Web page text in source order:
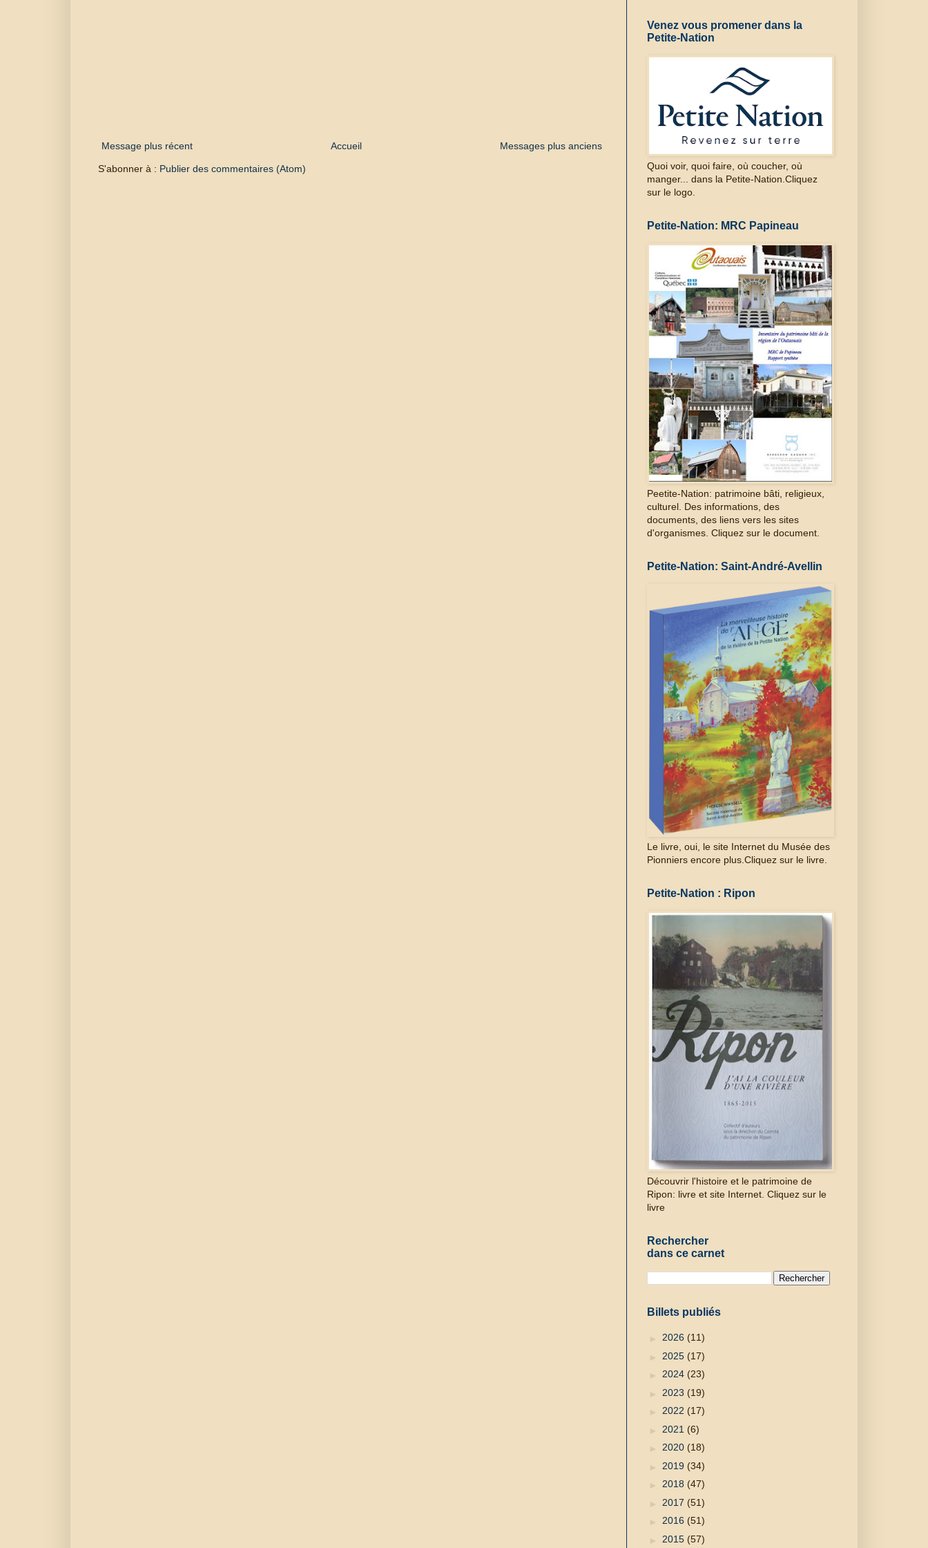
Message plus récent Messages plus anciens
Accueil
S'abonner à : Publier des commentaires (Atom)
Venez vous promener dans la
Petite-Nation
Quoi voir, quoi faire, où coucher, où
manger... dans la Petite-Nation.Cliquez
sur le logo.
Petite-Nation: MRC Papineau
Peetite-Nation: patrimoine bâti, religieux,
culturel. Des informations, des
documents, des liens vers les sites
d'organismes. Cliquez sur le document.
Petite-Nation: Saint-André-Avellin
Le livre, oui, le site Internet du Musée des
Pionniers encore plus.Cliquez sur le livre.
Petite-Nation : Ripon
Découvrir l'histoire et le patrimoine de
Ripon: livre et site Internet. Cliquez sur le
livre
Rechercher
dans ce carnet
Billets publiés
► 2026 (11)
► 2025 (17)
► 2024 (23)
► 2023 (19)
► 2022 (17)
► 2021 (6)
► 2020 (18)
► 2019 (34)
► 2018 (47)
► 2017 (51)
► 2016 (51)
► 2015 (57)